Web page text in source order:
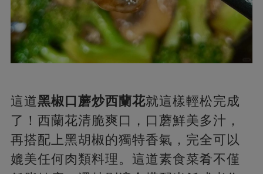
這道黑椒口蘑炒西蘭花就這樣輕松完成
了！西蘭花清脆爽口，口蘑鮮美多汁，
再搭配上黑胡椒的獨特香氣，完全可以
媲美任何肉類料理。這道素食菜肴不僅